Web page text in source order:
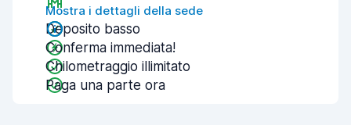
Mostra i dettagli della sede
Deposito basso
Conferma immediata!
Chilometraggio illimitato
Paga una parte ora